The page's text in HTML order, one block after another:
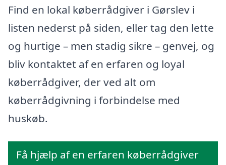
Find en lokal køberrådgiver i Gørslev i
listen nederst på siden, eller tag den lette
og hurtige – men stadig sikre – genvej, og
bliv kontaktet af en erfaren og loyal
køberrådgiver, der ved alt om
køberrådgivning i forbindelse med
huskøb.
Få hjælp af en erfaren køberrådgiver